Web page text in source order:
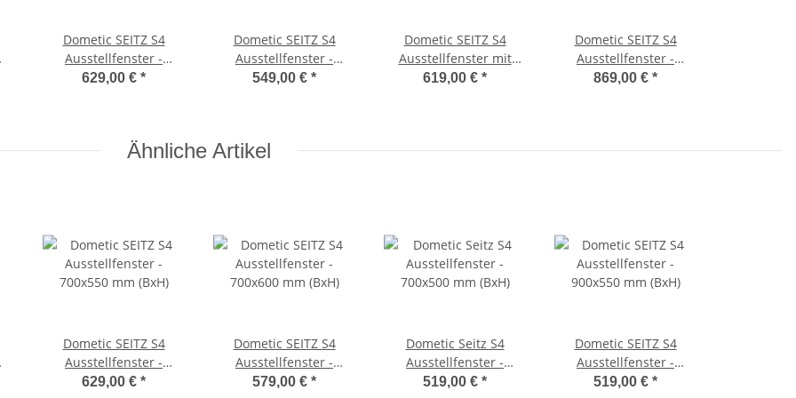
Dometic SEITZ S4
Ausstellfenster -
750x600 mm (BxH)
629,00 € *
Dometic SEITZ S4
Ausstellfenster -
900x450 mm (BxH)
549,00 € *
Dometic SEITZ S4
Ausstellfenster mit
Rollo - 1000 x 450 mm
619,00 € *
Dometic SEITZ S4
Ausstellfenster -
1450x600 mm (BxH)
869,00 € *
Ähnliche Artikel
Dometic SEITZ S4
Ausstellfenster -
700x550 mm (BxH)
629,00 € *
Dometic SEITZ S4
Ausstellfenster -
700x600 mm (BxH)
579,00 € *
Dometic Seitz S4
Ausstellfenster -
700x500 mm (BxH)
519,00 € *
Dometic SEITZ S4
Ausstellfenster -
900x550 mm (BxH)
519,00 € *